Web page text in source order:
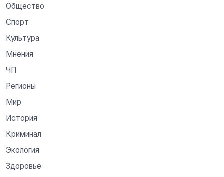
Общество
Спорт
Культура
Мнения
ЧП
Регионы
Мир
История
Криминал
Экология
Здоровье